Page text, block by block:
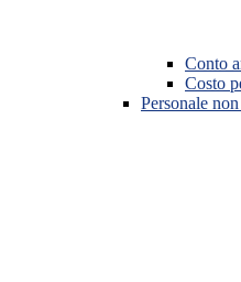
Conto
Costo
Personale